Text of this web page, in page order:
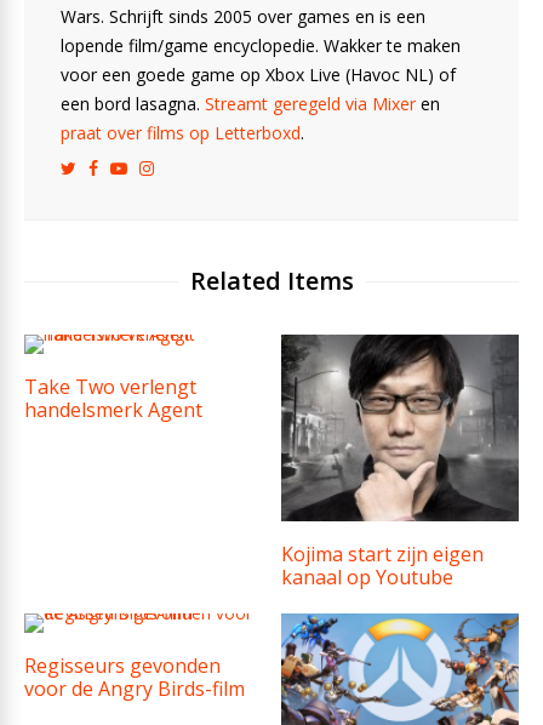
Wars. Schrijft sinds 2005 over games en is een
lopende film/game encyclopedie. Wakker te maken
voor een goede game op Xbox Live (Havoc NL) of
een bord lasagna. Streamt geregeld via Mixeren
praat over films op Letterboxd.
Related Items
Take Two verlengt
handelsmerk Agent
Kojima start zijn eigen
kanaal op Youtube
Regisseurs gevonden
voor de Angry Birds-film